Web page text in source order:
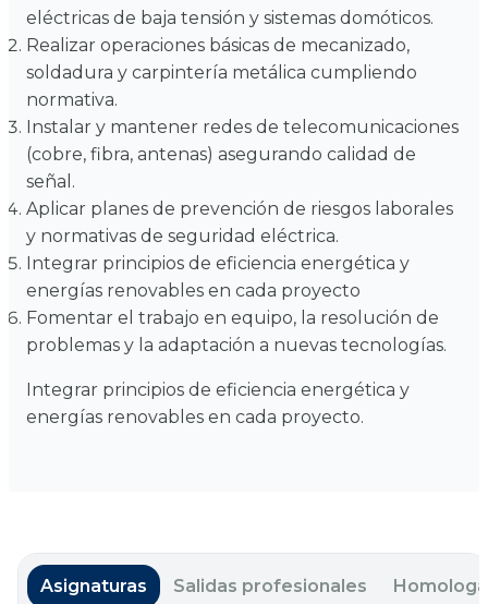
eléctricas de baja tensión y sistemas domóticos.
Realizar operaciones básicas de mecanizado,
soldadura y carpintería metálica cumpliendo
normativa.
Instalar y mantener redes de telecomunicaciones
(cobre, fibra, antenas) asegurando calidad de
señal.
Aplicar planes de prevención de riesgos laborales
y normativas de seguridad eléctrica.
Integrar principios de eficiencia energética y
energías renovables en cada proyecto
Fomentar el trabajo en equipo, la resolución de
problemas y la adaptación a nuevas tecnologías.
Integrar principios de eficiencia energética y
energías renovables en cada proyecto.
Asignaturas Salidas profesionales